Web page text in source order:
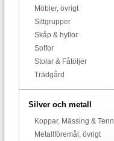
Möbler, övrigt
Sittgrupper
Skåp & hyllor
Soffor
Stolar & Fåtöljer
Trädgård
Silver och metall
Koppar, Mässing & Tenn
Metallföremål, övrigt